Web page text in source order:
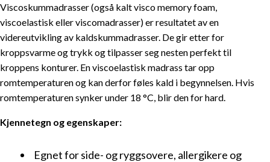
Viscoskummadrasser (også kalt visco memory foam,
viscoelastisk eller viscomadrasser) er resultatet av en
videreutvikling av kaldskummadrasser. De gir etter for
kroppsvarme og trykk og tilpasser seg nesten perfekt til
kroppens konturer. En viscoelastisk madrass tar opp
romtemperaturen og kan derfor føles kald i begynnelsen. Hvis
romtemperaturen synker under 18 °C, blir den for hard.
Kjennetegn og egenskaper:
Egnet for side- og ryggsovere, allergikere og